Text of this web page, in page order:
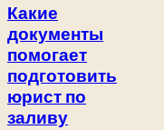
Какие
документы
помогает
подготовить
юрист по
заливу